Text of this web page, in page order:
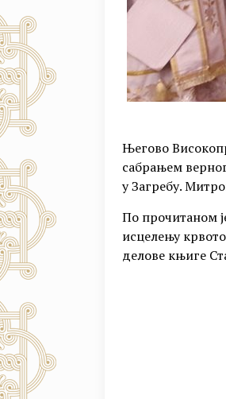
Његово
сабрањем
у Загребу.
По прочитаном
исцелењу
делове књиге